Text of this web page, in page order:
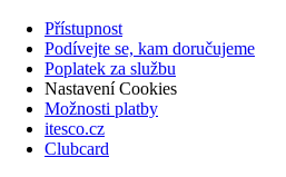
Přístupnost
Podívejte se, kam doručujeme
Poplatek za službu
Nastavení Cookies
Možnosti platby
itesco.cz
Clubcard